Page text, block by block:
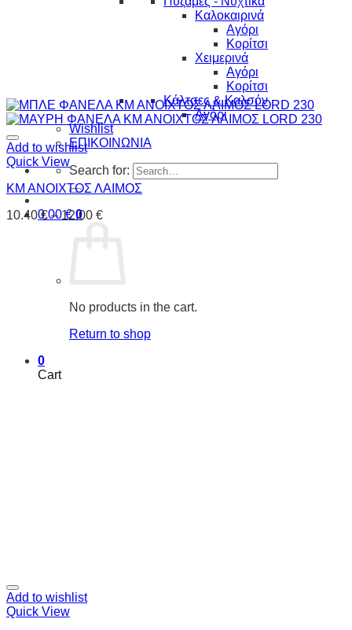
Καλοκαιρινά
Αγόρι
Κορίτσι
Χειμερινά
Αγόρι
Κορίτσι
Κάλτσες & Καλσόν
Αγόρι
Wishlist
ΕΠΙΚΟΙΝΩΝΙΑ
Search for:
0.00€ 0
No products in the cart.
Return to shop
0
Cart
Add to wishlist
Quick View
ΚΜ ΑΝΟΙΧΤΟΣ ΛΑΙΜΟΣ
10.40€–12.00 €
Add to wishlist
Quick View